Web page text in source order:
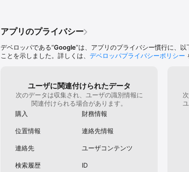
Google プライバシー ポリシー: https://google.com/intl/ja_jp/
* Google アカウントの保存容量は、Google フォト、Gmail、
アプリのプライバシー
デベロッパである“Google”は、アプリのプライバシー慣行に、
ことを示しました。詳しくは、 デベロッパプライバシーポリシー
ユーザに関連付けられたデータ
次のデータは収集され、ユーザの識別情報に
関連付けられる場合があります。
購入
財務情報
位置情報 連絡先情報
連絡先 ユーザコンテンツ
検索履歴 ID